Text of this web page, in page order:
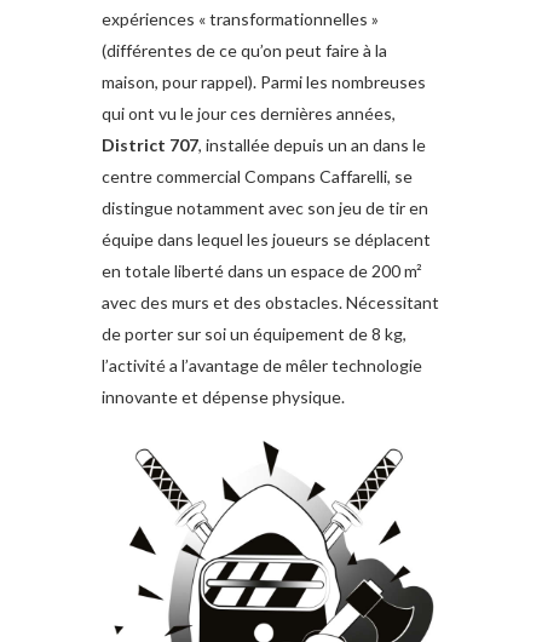
expériences « transformationnelles »
(différentes de ce qu’on peut faire à la
maison, pour rappel). Parmi les nombreuses
qui ont vu le jour ces dernières années,
District 707, installée depuis un an dans le
centre commercial Compans Caffarelli, se
distingue notamment avec son jeu de tir en
équipe dans lequel les joueurs se déplacent
en totale liberté dans un espace de 200 m²
avec des murs et des obstacles. Nécessitant
de porter sur soi un équipement de 8 kg,
l’activité a l’avantage de mêler technologie
innovante et dépense physique.